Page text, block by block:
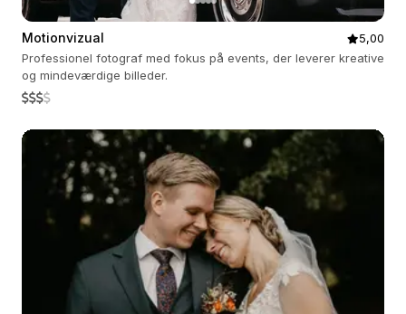
Motionvizual
5,00
Professionel fotograf med fokus på events, der leverer kreative
og mindeværdige billeder.